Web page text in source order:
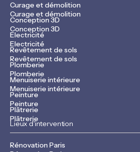
Curage et démolition
Curage et démolition
Conception 3D
Conception 3D
Electricité
Electricité
Revêtement de sols
Revêtement de sols
Plomberie
Plomberie
Menuiserie intérieure
Menuiserie intérieure
Peinture
Peinture
Plâtrerie
Plâtrerie
Lieux d'intervention
Rénovation Paris